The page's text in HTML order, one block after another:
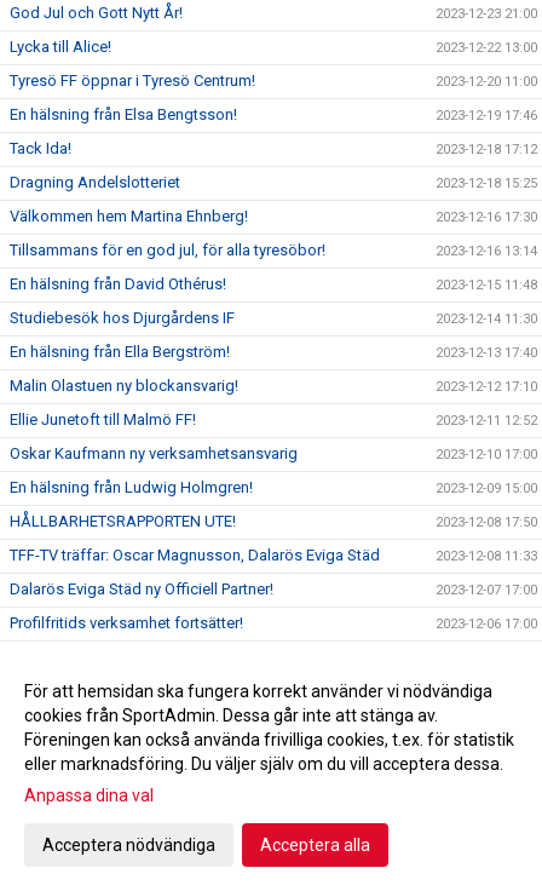
God Jul och Gott Nytt År! 2023-12-23 21:00
Lycka till Alice! 2023-12-22 13:00
Tyresö FF öppnar i Tyresö Centrum! 2023-12-20 11:00
En hälsning från Elsa Bengtsson! 2023-12-19 17:46
Tack Ida! 2023-12-18 17:12
Dragning Andelslotteriet 2023-12-18 15:25
Välkommen hem Martina Ehnberg! 2023-12-16 17:30
Tillsammans för en god jul, för alla tyresöbor! 2023-12-16 13:14
En hälsning från David Othérus! 2023-12-15 11:48
Studiebesök hos Djurgårdens IF 2023-12-14 11:30
En hälsning från Ella Bergström! 2023-12-13 17:40
Malin Olastuen ny blockansvarig! 2023-12-12 17:10
Ellie Junetoft till Malmö FF! 2023-12-11 12:52
Oskar Kaufmann ny verksamhetsansvarig 2023-12-10 17:00
En hälsning från Ludwig Holmgren! 2023-12-09 15:00
HÅLLBARHETSRAPPORTEN UTE! 2023-12-08 17:50
TFF-TV träffar: Oscar Magnusson, Dalarös Eviga Städ 2023-12-08 11:33
Dalarös Eviga Städ ny Officiell Partner! 2023-12-07 17:00
Profilfritids verksamhet fortsätter! 2023-12-06 17:00
Ledaravslutning! 2023-12-02 15:00
SISTA CHANSEN! 2023-12-01 17:00
Föreläsning för F2011! 2023-11-30 18:00
TFF-TV träffar: Åsa Westhammar, Dafo Vehicle
Dafo Vehicle förlänger partnerskap med Tyresö FF
Utvärdering och planering av fotbollsskolan!
För att hemsidan ska fungera korrekt använder vi nödvändiga
cookies från SportAdmin. Dessa går inte att stänga av.
Föreningen kan också använda frivilliga cookies, t.ex. för statistik
eller marknadsföring. Du väljer själv om du vill acceptera dessa.
Anpassa dina val
Acceptera nödvändiga Acceptera alla